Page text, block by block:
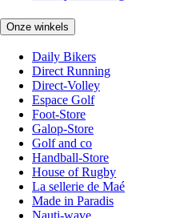
Onze winkels
Daily Bikers
Direct Running
Direct-Volley
Espace Golf
Foot-Store
Galop-Store
Golf and co
Handball-Store
House of Rugby
La sellerie de Maé
Made in Paradis